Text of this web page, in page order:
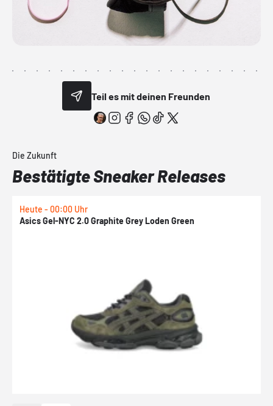
Teil es mit deinen Freunden
Die Zukunft
Bestätigte Sneaker Releases
Heute - 00:00 Uhr
Asics Gel-NYC 2.0 Graphite Grey Loden Green